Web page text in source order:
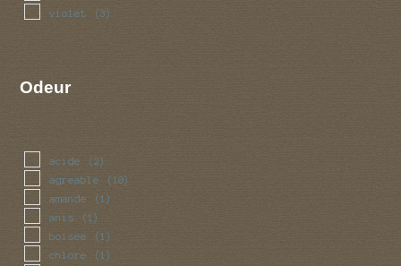
violet (3)
Odeur
acide (2)
agreable (10)
amande (1)
anis (1)
boisee (1)
chlore (1)